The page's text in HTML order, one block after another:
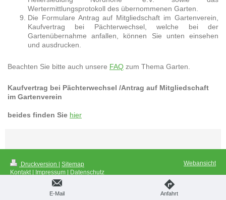
Wertermittlungsprotokoll des übernommenen Garten.
Die Formulare Antrag auf Mitgliedschaft im Gartenverein,
Kaufvertrag bei Pächterwechsel, welche bei der
Gartenübernahme anfallen, können Sie unten einsehen
und ausdrucken.
Beachten Sie bitte auch unsere FAQ zum Thema Garten.
Kaufvertrag bei Pächterwechsel /Antrag auf Mitgliedschaft
im Gartenverein
beides finden Sie hier
Druckversion | Sitemap
Kontakt | Impressum | Datenschutz
Webansicht
E-Mail Anfahrt